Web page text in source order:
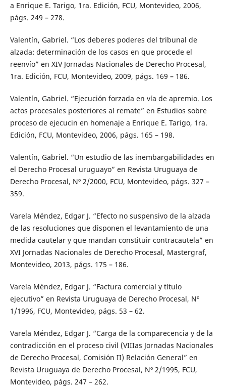
a Enrique E. Tarigo, 1ra. Edición, FCU, Montevideo, 2006,
págs. 249 – 278.
Valentín, Gabriel. “Los deberes poderes del tribunal de
alzada: determinación de los casos en que procede el
reenvío” en XIV Jornadas Nacionales de Derecho Procesal,
1ra. Edición, FCU, Montevideo, 2009, págs. 169 – 186.
Valentín, Gabriel. “Ejecución forzada en vía de apremio. Los
actos procesales posteriores al remate” en Estudios sobre
proceso de ejecucin en homenaje a Enrique E. Tarigo, 1ra.
Edición, FCU, Montevideo, 2006, págs. 165 – 198.
Valentín, Gabriel. “Un estudio de las inembargabilidades en
el Derecho Procesal uruguayo” en Revista Uruguaya de
Derecho Procesal, Nº 2/2000, FCU, Montevideo, págs. 327 –
359.
Varela Méndez, Edgar J. “Efecto no suspensivo de la alzada
de las resoluciones que disponen el levantamiento de una
medida cautelar y que mandan constituir contracautela” en
XVI Jornadas Nacionales de Derecho Procesal, Mastergraf,
Montevideo, 2013, págs. 175 – 186.
Varela Méndez, Edgar J. “Factura comercial y título
ejecutivo” en Revista Uruguaya de Derecho Procesal, Nº
1/1996, FCU, Montevideo, págs. 53 – 62.
Varela Méndez, Edgar J. “Carga de la comparecencia y de la
contradicción en el proceso civil (VIIIas Jornadas Nacionales
de Derecho Procesal, Comisión II) Relación General” en
Revista Uruguaya de Derecho Procesal, Nº 2/1995, FCU,
Montevideo, págs. 247 – 262.